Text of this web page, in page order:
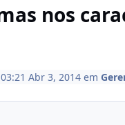
nos
Abr 3, 2014em